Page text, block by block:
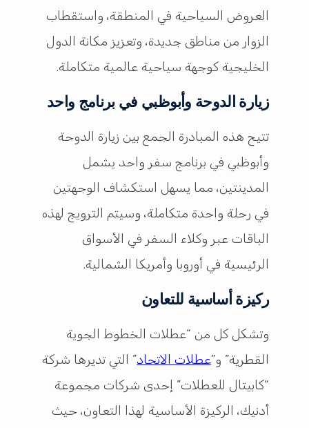
العروض السياحية في المنطقة، واستقطاب
الزوار من مناطق جديدة، وتعزيز مكانة الدول
الخليجية كوجهة سياحية عالمية متكاملة.
زيارة الدوحة وأبوظبي في برنامج واحد
تتيح هذه المبادرة الجمع بين زيارة الدوحة
وأبوظبي في برنامج سفر واحد يشمل
المدينتين، مما يسهل استكشاف الوجهتين
في رحلة واحدة متكاملة، وسيتم الترويج لهذه
الباقات عبر وكلاء السفر في الأسواق
الرئيسية في أوروبا وأمريكا الشمالية.
ركيزة أساسية للتعاون
وتشكل كل من “عطلات الخطوط الجوية
القطرية” و”عطلات الاتحاد” التي تديرها شركة
“كابيتال للعطلات” إحدى شركات مجموعة
أدنيك، الركيزة الأساسية لهذا التعاون، حيث